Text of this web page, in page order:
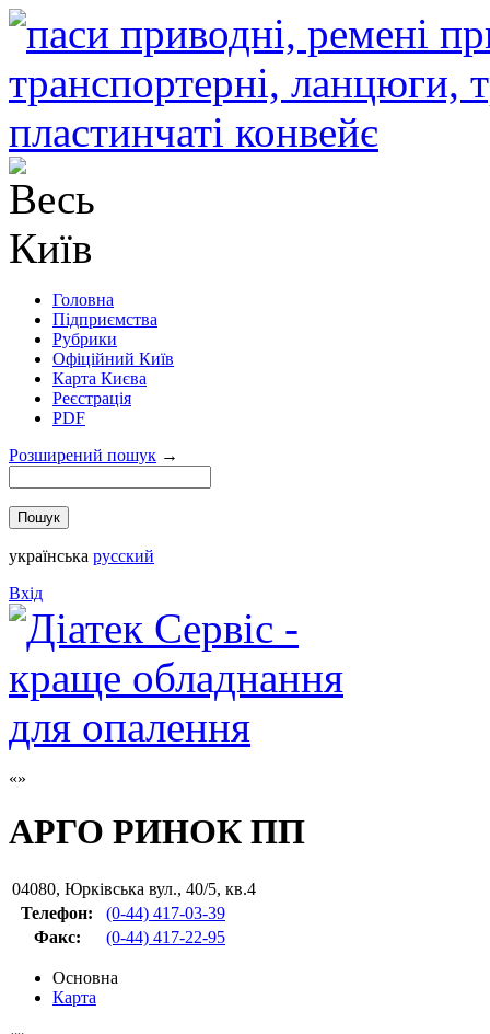
Головна
Підприємства
Рубрики
Офіційний Київ
Карта Києва
Реєстрація
PDF
Розширений пошук →
українська русский
Вхід
АРГО РИНОК ПП
04080, Юрківська вул., 40/5, кв.4
Телефон:
(0-44) 417-03-39
Факс: (0-44) 417-22-95
Основна
Карта